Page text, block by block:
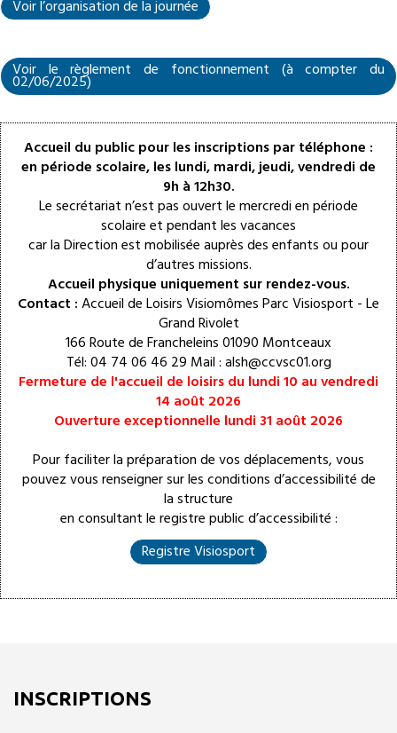
Voir l’organisation de la journée
Voir le règlement de fonctionnement (à compter du
02/06/2025)
Accueil du public pour les inscriptions par téléphone :
en période scolaire, les lundi, mardi, jeudi, vendredi de
9h à 12h30.
Le secrétariat n’est pas ouvert le mercredi en période
scolaire et pendant les vacances
car la Direction est mobilisée auprès des enfants ou pour
d’autres missions.
Accueil physique uniquement sur rendez-vous.
Contact :Accueil de Loisirs Visiomômes Parc Visiosport - Le
Grand Rivolet
166 Route de Francheleins 01090 Montceaux
Tél:04 74 06 46 29 Mail :alsh@ccvsc01.org
Fermeture de l'accueil de loisirs du lundi 10 au vendredi
14 août 2026
Ouverture exceptionnelle lundi 31 août 2026
Pour faciliter la préparation de vos déplacements, vous
pouvez vous renseigner sur les conditions d’accessibilité de
la structure
en consultant le registre public d’accessibilité:
Registre Visiosport
INSCRIPTIONS